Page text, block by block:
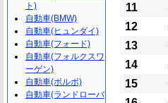
11
12
13
14
15
ト)
自動車(BMW)
自動車(ヒュンダイ)
自動車(フォード)
自動車(フォルクスワ
ーゲン)
自動車(ボルボ)
自動車(ランドローバ